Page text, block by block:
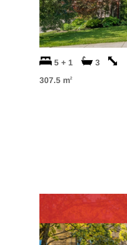
5 + 1
3
307.5 m2